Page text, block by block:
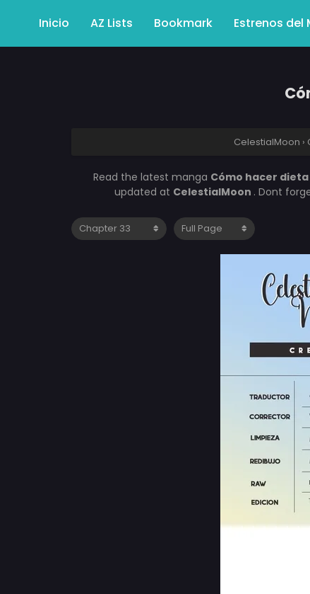
Inicio AZ Lists Bookmark Estrenos del
CelestialMoon ›
Read the latest manga Cómo hacer
updated at CelestialMoon . Dont